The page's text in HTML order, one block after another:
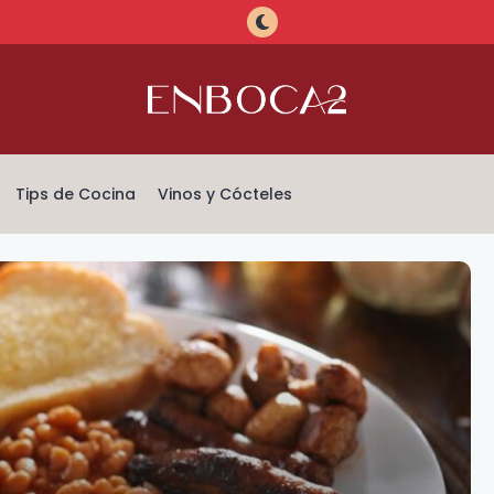
Tips de Cocina Vinos y Cócteles